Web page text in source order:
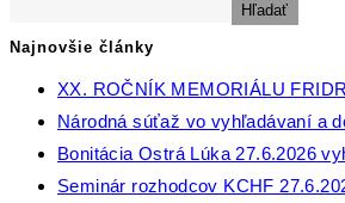
Hľadať
Najnovšie články
XX. ROČNÍK MEMORIÁLU
Národná súťaž vo vyhľadávaní a
Bonitácia Ostrá Lúka 27.6.2026
Seminár rozhodcov KCHF